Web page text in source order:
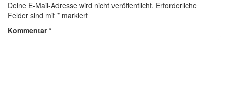
Deine E-Mail-Adresse wird nicht veröffentlicht. Erforderliche
Felder sind mit * markiert
Kommentar*